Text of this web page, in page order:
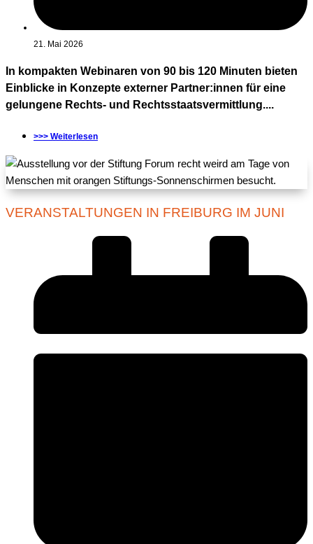
21. Mai 2026
In kompakten Webinaren von 90 bis 120 Minuten bieten
Einblicke in Konzepte externer Partner:innen für eine
gelungene Rechts- und Rechtsstaatsvermittlung....
>>> Weiterlesen
VERANSTALTUNGEN IN FREIBURG IM JUNI